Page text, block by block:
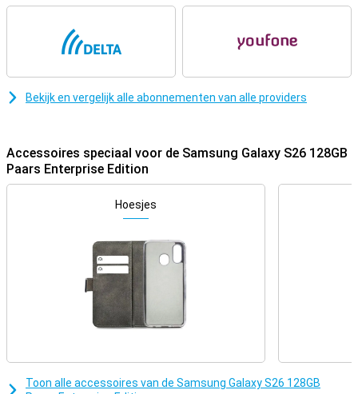
meerdere acties met één commando uitvoert. Wil je bijvoorbeeld
juiste info, vult gegevens in en zet alles in je agenda, zonder dat je
tussen apps hoeft te wisselen. Ook bij het delen van info of
Drie geavanceerde camera’s
ultragroothoekcamera om indrukwekkende landschappen of
groepsfoto’s te maken en een 12MP-telelens voor zoomopnames.
Dankzij slimme AI-herkenning worden huidtinten automatisch
geoptimaliseerd en storende objecten subtiel weggewerkt. Ook in
het donker maak je heldere video’s met Nightography, waarbij
kleuren levendig blijven en ruis wordt verminderd. De 12MP-
laten zien, met realistische belichting en een natuurlijke uitstraling.
Supersnel dankzij Exynos 2600
De Galaxy S26 maakt gebruik van de krachtige Exynos 2600-
processor. Deze chip is speciaal ontwikkeld voor hoge prestaties in
combinatie met AI-functionaliteit. Hierdoor werkt alles razendsnel,
verbeterde Vapor Chamber-koeling blijft je toestel ook koel en
Bekijk en vergelijk alle abonnementen van alle providers
Accessoires speciaal voor de Samsung Galaxy S26 128GB
Paars Enterprise Edition
Hoesjes
Toon alle accessoires van de Samsung Galaxy S26 128GB